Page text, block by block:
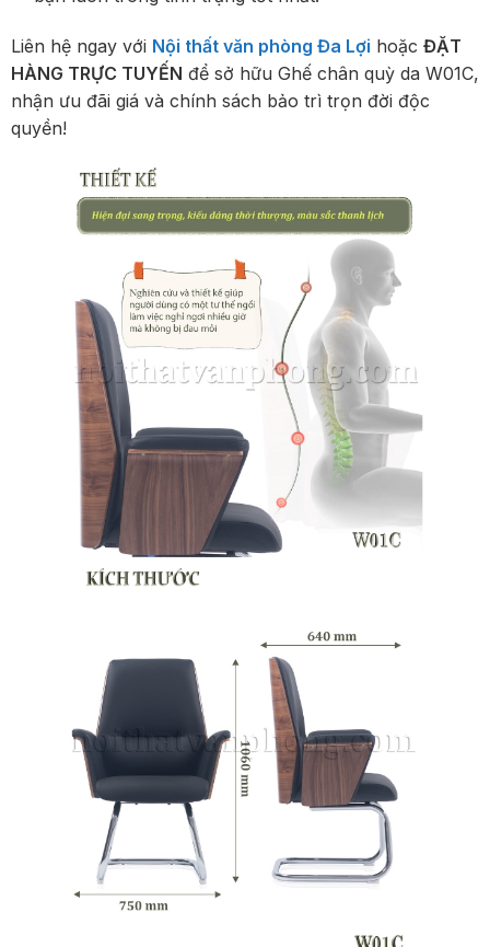
Liên hệ ngay với Nội thất văn phòng Đa Lợi hoặc ĐẶT
HÀNG TRỰC TUYẾN để sở hữu Ghế chân quỳ da W01C,
nhận ưu đãi giá và chính sách bảo trì trọn đời độc
quyền!